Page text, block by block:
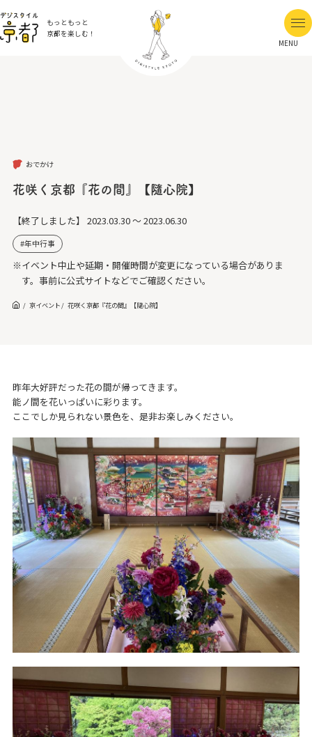
もっともっと
京都を楽しむ！
MENU
おでかけ
花咲く京都『花の間』【隨心院】
【終了しました】 2023.03.30 ～ 2023.06.30
年中行事
※イベント中止や延期・開催時間が変更になっている場合がありま
す。事前に公式サイトなどでご確認ください。
京イベント 花咲く京都『花の間』【隨心院】
昨年大好評だった花の間が帰ってきます。
能ノ間を花いっぱいに彩ります。
ここでしか見られない景色を、是非お楽しみください。